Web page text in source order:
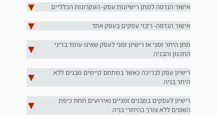
אישור הנדסה למתן רישיונות עסק- העקרונות הכלליים
אישור הנדסה- ריבוי עסקים בעסק אחד
מתן היתר זמני או רישיון זמני לעסק שאינו עומד בדיני
התכנון והבניה
רישיון עסק לבריכה כאשר במתחם קיימים מבנים ללא
היתר בניה
רישיון לעסקים במבנים זמניים ואירועים תחת כיפת
השמים ללא צורך בהיתרי בניה